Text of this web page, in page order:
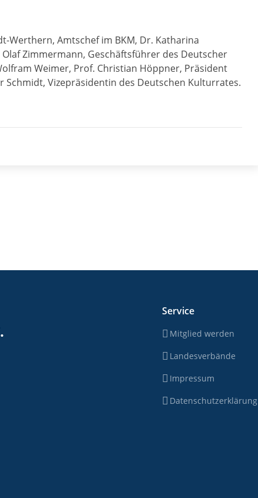
Werthern, Amtschef im BKM, Dr. Katharina
Zimmermann, Geschäftsführer des Deutscher
Weimer, Prof. Christian Höppner, Präsident
Schmidt, Vizepräsidentin des Deutschen Kulturrates.
Service
Mitglied werden
Landesverbände
Impressum
Datenschutzerklärung